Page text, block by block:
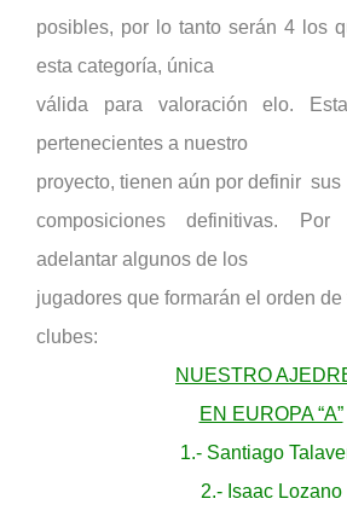
posibles, por lo tanto serán 4 los
esta categoría, única
válida para valoración elo.
pertenecientes a nuestro
proyecto, tienen aún por definir sus
composiciones definitivas. Por
adelantar algunos de los
jugadores que formarán el orden
clubes:
NUESTRO
EN EUROPA “A”
1.- Santiago
2.- Isaac Lozano